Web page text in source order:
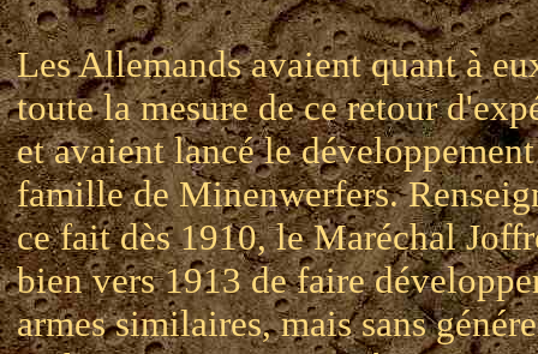
Les Allemands avaient quant à
toute la mesure de ce retour
et avaient lancé le
famille de Minenwerfers.
ce fait dès 1910, le Maréchal
bien vers 1913 de faire
armes similaires, mais sans